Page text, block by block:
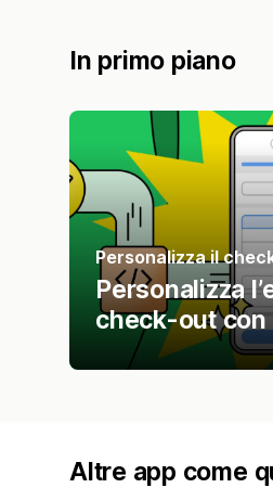
In primo piano
Personalizza il
Personalizza
check-out con
Altre app come